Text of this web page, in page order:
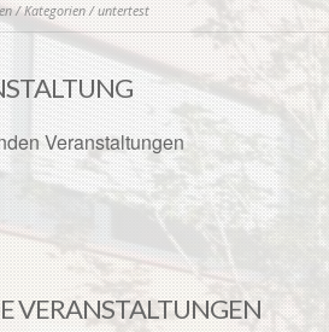
/Kategorien/ untertest
Veranstaltungen
VERANSTALTUNGEN